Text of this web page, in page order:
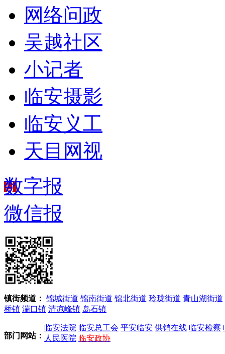
网络问政
吴越社区
小记者
临安摄影
临安义工
天目网视
数字报
微信报
镇街频道： 锦城街道 锦南街道 锦北街道 玲珑街道 青山湖街道
桥镇 湍口镇 清凉峰镇 岛石镇
部门网站：
临安法院 临安总工会 平安临安 供销在线 临安检察
人民医院 临安政协